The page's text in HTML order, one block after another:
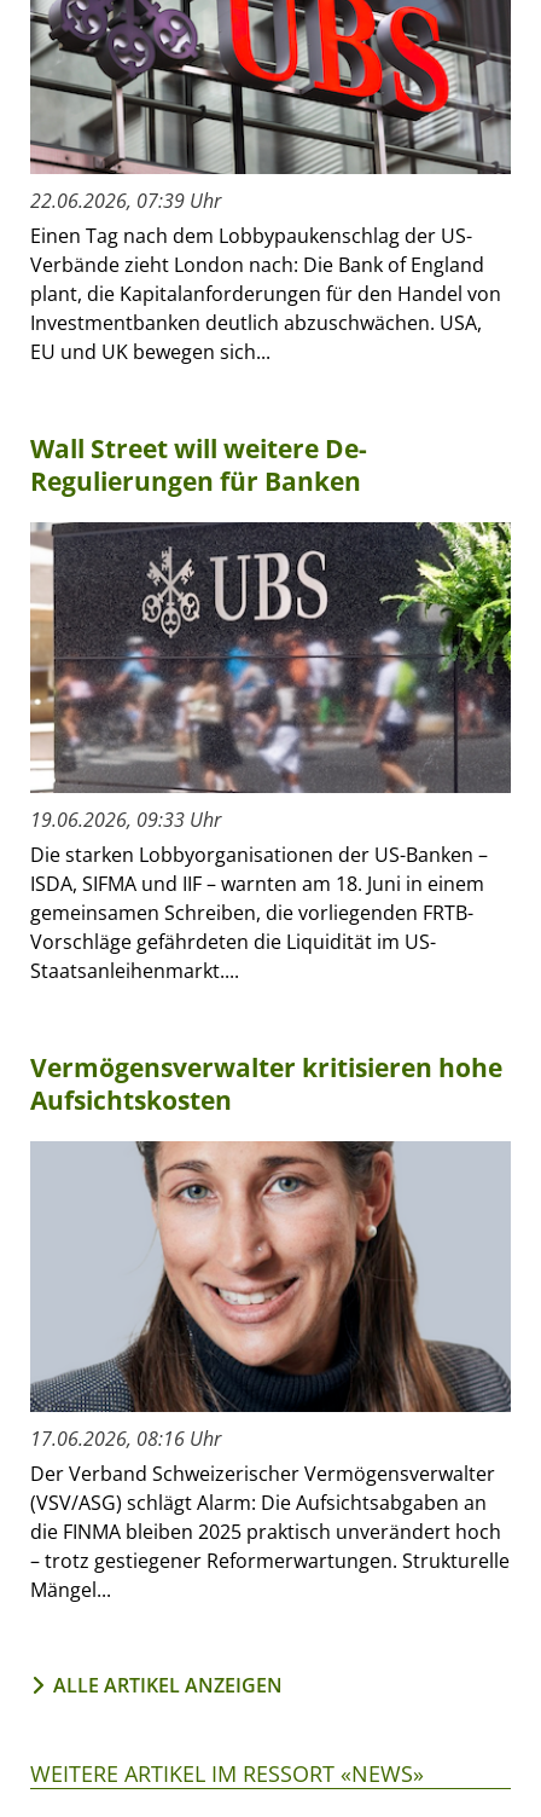
22.06.2026, 07:39 Uhr
Einen Tag nach dem Lobbypaukenschlag der US-
Verbände zieht London nach: Die Bank of England
plant, die Kapitalanforderungen für den Handel von
Investmentbanken deutlich abzuschwächen. USA,
EU und UK bewegen sich...
Wall Street will weitere De-
Regulierungen für Banken
19.06.2026, 09:33 Uhr
Die starken Lobbyorganisationen der US-Banken –
ISDA, SIFMA und IIF – warnten am 18. Juni in einem
gemeinsamen Schreiben, die vorliegenden FRTB-
Vorschläge gefährdeten die Liquidität im US-
Staatsanleihenmarkt....
Vermögensverwalter kritisieren hohe
Aufsichtskosten
17.06.2026, 08:16 Uhr
Der Verband Schweizerischer Vermögensverwalter
(VSV/ASG) schlägt Alarm: Die Aufsichtsabgaben an
die FINMA bleiben 2025 praktisch unverändert hoch
– trotz gestiegener Reformerwartungen. Strukturelle
Mängel...
ALLE ARTIKEL ANZEIGEN
WEITERE ARTIKEL IM RESSORT «NEWS»